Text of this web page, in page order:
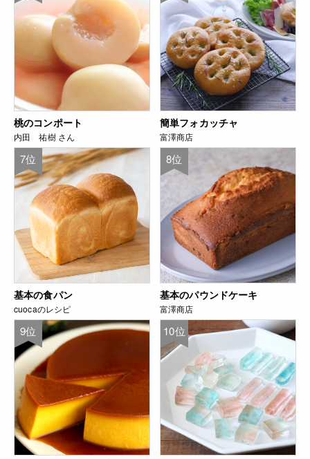
桃のコンポート
内田 祐樹 さん
簡単フォカッチャ
富澤商店
7位
基本の食パン
cuocaのレシピ
8位
基本のパウンドケーキ
富澤商店
9位 10位